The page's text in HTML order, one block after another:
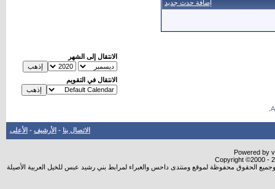
إضافة حدث جديد
الانتقال إلى الشهر
الانتقال في التقويم
الاتصال بنا - الأرشيف - الأعلى
Powered by
Copyright ©2000 -
الحقوق محفوظة لموقع ومنتدى داحس والغبراء لمرابط بني رشيد عبس للخيل العربية الأصيلة